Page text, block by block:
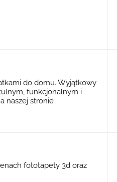
do domu. Wyjątkowy
funkcjonalnym i
naszej stronie
fototapety 3d oraz